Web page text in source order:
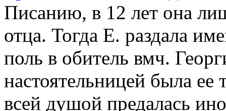
Писанию, в 12 лет она
отца. Тогда Е. раздала
поль в обитель вмч.
настоятельницей была
всей душой предалась